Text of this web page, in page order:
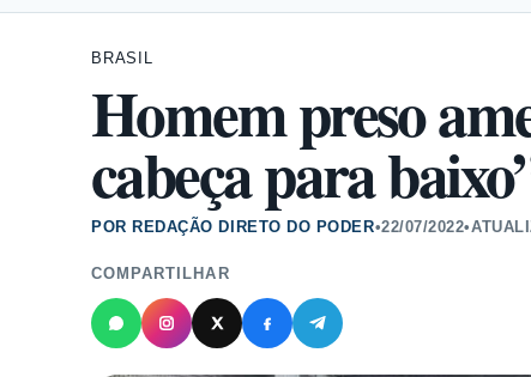
BRASIL
Homem preso
cabeça para
POR REDAÇÃO DIRETO DO PODER•22/07/2022•
COMPARTILHAR